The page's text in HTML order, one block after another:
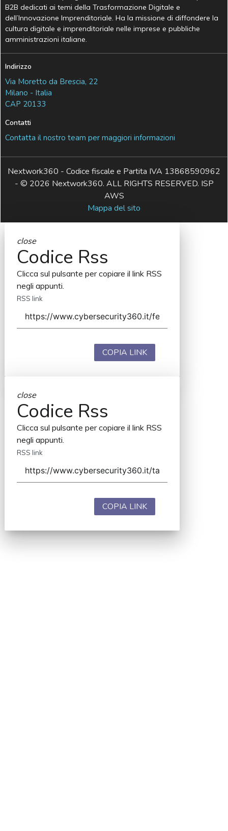
B2B dedicati ai temi della Trasformazione Digitale e
dell’Innovazione Imprenditoriale. Ha la missione di diffondere la
cultura digitale e imprenditoriale nelle imprese e pubbliche
amministrazioni italiane.
Indirizzo
Via Moretto da Brescia, 22
Milano - Italia
CAP 20133
Contatti
Contatta il nostro team per maggiori informazioni
Nextwork360 - Codice fiscale e Partita IVA 13868590962
- © 2026 Nextwork360. ALL RIGHTS RESERVED. ISP
AWS
Mappa del sito
close
Codice Rss
Clicca sul pulsante per copiare il link RSS
negli appunti.
RSS link
COPIA LINK
close
Codice Rss
Clicca sul pulsante per copiare il link RSS
negli appunti.
RSS link
COPIA LINK